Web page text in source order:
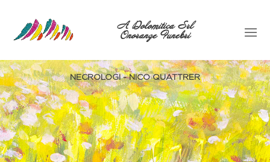
A Dolomitica Srl
Onoranze Funebri
NECROLOGI - NICO QUATTRER